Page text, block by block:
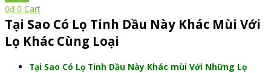
0₫ 0 Cart
Tại Sao Có Lọ Tinh Dầu Này Khác Mùi Với
Lọ Khác Cùng Loại
Tại Sao Có Lọ Tinh Dầu Này Khác mùi Với Những Lọ